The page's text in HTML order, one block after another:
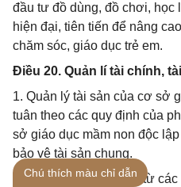
đầu tư đồ dùng, đồ chơi, học
hiện đại, tiên tiến để nâng
chăm sóc, giáo dục trẻ em.
Điều 20. Quản lí tài chính,
1. Quản lý tài sản của cơ sở
tuân theo các quy định của
sở giáo dục mầm non độc
bảo vệ tài sản chung.
2. Việc quản lý thu, chi từ
Chú thích màu chỉ dẫn